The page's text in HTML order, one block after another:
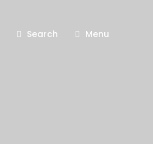
Search Menu